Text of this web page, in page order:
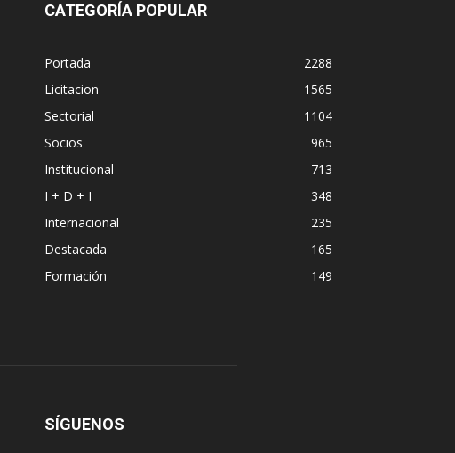
CATEGORÍA POPULAR
Portada
2288
Licitacion
1565
Sectorial
1104
Socios
965
Institucional
713
I + D + I
348
Internacional
235
Destacada
165
Formación
149
SÍGUENOS